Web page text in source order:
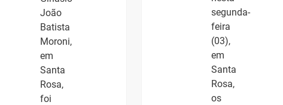
João
Batista
Moroni,
em
Santa
Rosa,
foi
segunda-
feira
(03),
em
Santa
Rosa,
os